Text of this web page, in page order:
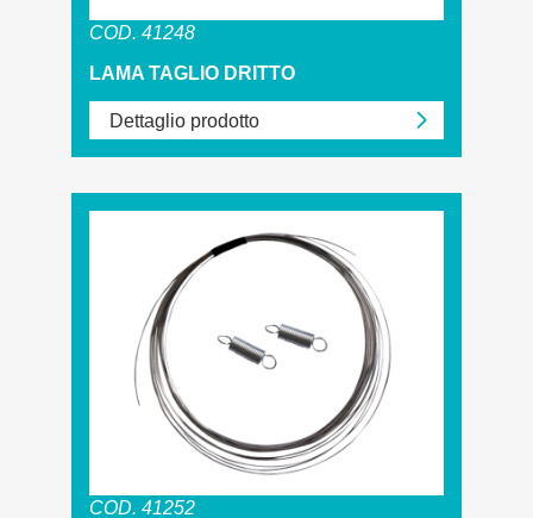
COD. 41248
LAMA TAGLIO DRITTO
Dettaglio prodotto
COD. 41252